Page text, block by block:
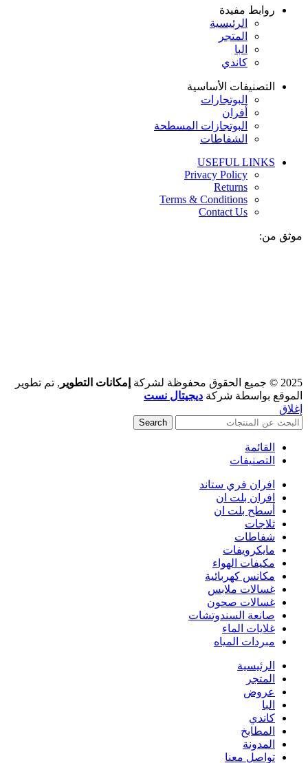
روابط مفيدة
الرئيسية
المتجر
البا
كاندي
التصنيفات الأساسية
البوتجارات
أفران
البوتجازات المسطحة
الشفاطات
USEFUL LINKS
Privacy Policy
Returns
Terms & Conditions
Contact Us
موثق من:
2025 © جميع الحقوق محفوظة لشركة إمكانات التطوير , تم تطوير
الموقع بواسطة شركة ديجيتال نست
إغلاق
Search
القائمة
التصنيفات
افران فري ستاند
افران بلت ان
أسطح بلت ان
ثلاجات
شفاطات
مايكرويفات
مكيفات الهواء
مكانس كهربائية
غسالات ملابس
غسالات صحون
صانعة السندوتشات
غلايات الماء
مبردات المياه
الرئيسية
المتجر
عروض
البا
كاندي
المطابخ
المدونة
تواصل معنا